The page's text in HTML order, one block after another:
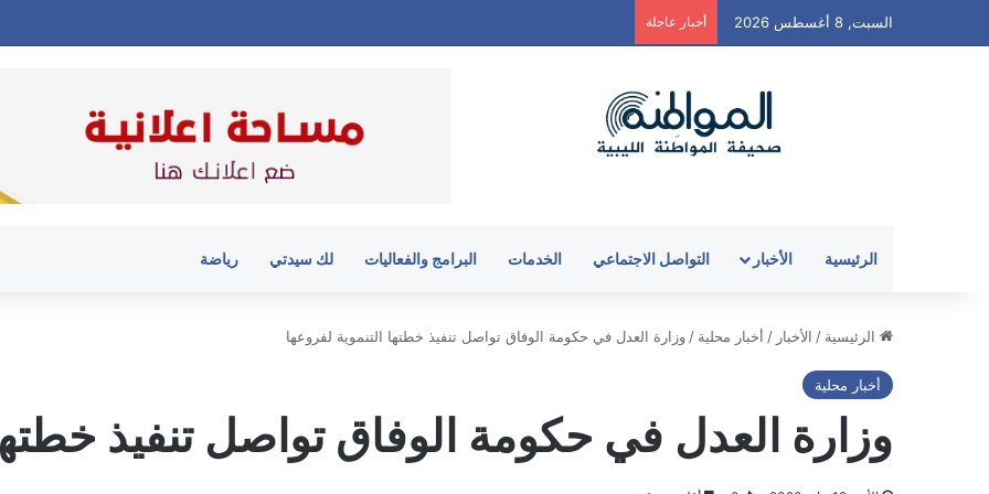
السبت, 8 أغسطس 2026 أخبار عاجلة
الرئيسية الأخبار التواصل الاجتماعي الخدمات البرامج والفعاليات لك سيدتي رياضة
الرئيسية / الأخبار / أخبار محلية / وزارة العدل في حكومة الوفاق تواصل تنفيذ خطتها التنموية لفروعها
أخبار محلية
وزارة العدل في حكومة الوفاق تواصل تنفيذ